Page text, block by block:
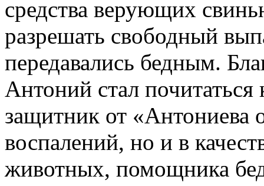
средства верующих
разрешать свободный
передавались бедным.
Антоний стал почитаться
защитник от «Антониева
воспалений, но и в
животных, помощника